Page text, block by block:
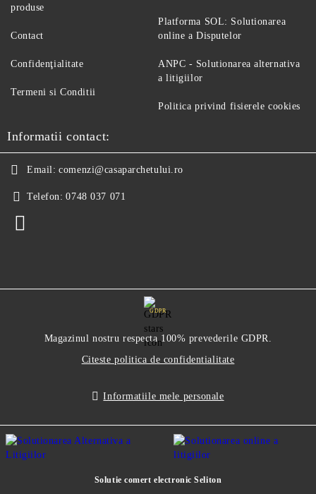
produse
Contact
Confidenţialitate
Termeni si Conditii
Platforma SOL: Solutionarea
online a Disputelor
ANPC - Solutionarea alternativa
a litigiilor
Politica privind fisierele cookies
Informatii contact:
Email: comenzi@casaparchetului.ro
Telefon: 0748 037 071
GDPR
Magazinul nostru respecta 100% prevederile GDPR.
Citeste politica de confidentialitate
Informatiile mele personale
Solutie comert electronic Seliton